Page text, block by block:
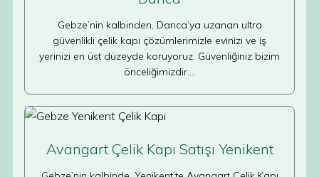
Gebze’nin kalbinden, Darıca’ya uzanan ultra
güvenlikli çelik kapı çözümlerimizle evinizi ve iş
yerinizi en üst düzeyde koruyoruz. Güvenliğiniz bizim
önceliğimizdir.…
Avangart Çelik Kapı Satışı Yenikent